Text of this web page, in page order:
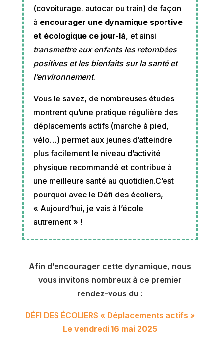
(covoiturage, autocar ou train) de façon
à encourager une dynamique sportive
et écologique ce jour-là, et ainsi
transmettre aux enfants les retombées
positives et les bienfaits sur la santé et
l’environnement.
Vous le savez, de nombreuses études
montrent qu’une pratique régulière des
déplacements actifs (marche à pied,
vélo…) permet aux jeunes d’atteindre
plus facilement le niveau d’activité
physique recommandé et contribue à
une meilleure santé au quotidien.C’est
pourquoi avec le Défi des écoliers,
« Aujourd’hui, je vais à l’école
autrement » !
Afin d’encourager cette dynamique, nous
vous invitons nombreux à ce premier
rendez-vous du :
DÉFI DES ÉCOLIERS « Déplacements actifs »
Le vendredi 16 mai 2025